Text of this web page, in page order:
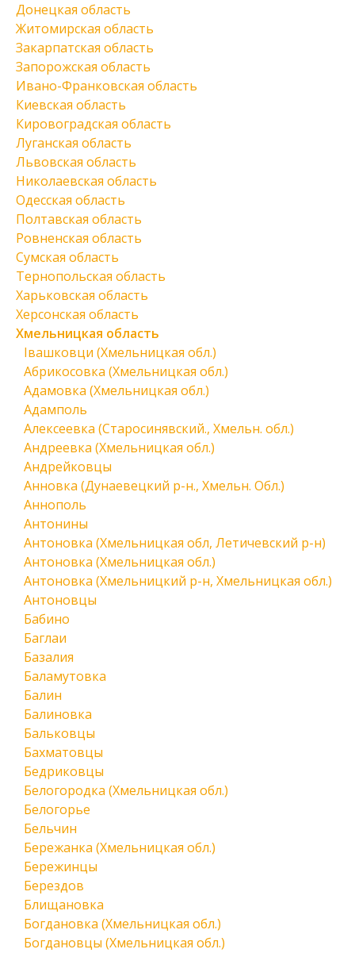
Донецкая область
Житомирская область
Закарпатская область
Запорожская область
Ивано-Франковская область
Киевская область
Кировоградская область
Луганская область
Львовская область
Николаевская область
Одесская область
Полтавская область
Ровненская область
Сумская область
Тернопольская область
Харьковская область
Херсонская область
Хмельницкая область
Івашковци (Хмельницкая обл.)
Абрикосовка (Хмельницкая обл.)
Адамовка (Хмельницкая обл.)
Адамполь
Алексеевка (Старосинявский., Хмельн. обл.)
Андреевка (Хмельницкая обл.)
Андрейковцы
Анновка (Дунаевецкий р-н., Хмельн. Обл.)
Аннополь
Антонины
Антоновка (Хмельницкая обл, Летичевский р-н)
Антоновка (Хмельницкая обл.)
Антоновка (Хмельницкий р-н, Хмельницкая обл.)
Антоновцы
Бабино
Баглаи
Базалия
Баламутовка
Балин
Балиновка
Бальковцы
Бахматовцы
Бедриковцы
Белогородка (Хмельницкая обл.)
Белогорье
Бельчин
Бережанка (Хмельницкая обл.)
Бережинцы
Берездов
Блищановка
Богдановка (Хмельницкая обл.)
Богдановцы (Хмельницкая обл.)